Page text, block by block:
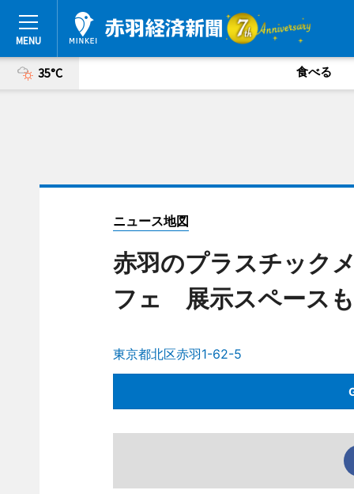
35°C 食べる
ニュース地図
赤羽のプラスチック
フェ 展示スペースも
東京都北区赤羽1-62-5